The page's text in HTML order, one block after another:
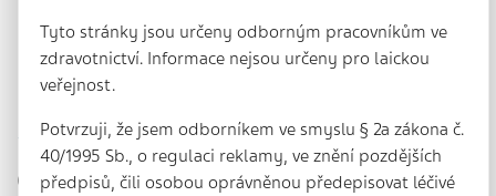
Z kongresu EAHP aneb O nových
výzvách nemocničních lékárníků
11 min. | 7. 4. 2016 | redakce
Tyto stránky jsou určeny odborným pracovníkům ve
zdravotnictví. Informace nejsou určeny pro laickou
veřejnost.
Potvrzuji, že jsem odborníkem ve smyslu § 2a zákona č.
40/1995 Sb., o regulaci reklamy, ve znění pozdějších
předpisů, čili osobou oprávněnou předepisovat léčivé